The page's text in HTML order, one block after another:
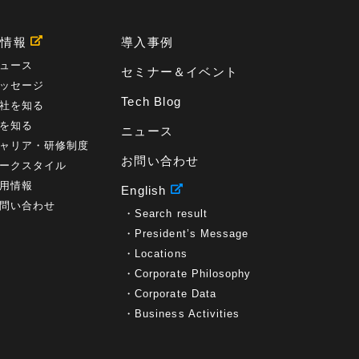
報
ース
セージ
を知る
知る
リア・研修制度
クスタイル
情報
い合わせ
導入事例
セミナー＆イベント
Tech Blog
ニュース
お問い合わせ
English
Search result
President’s Message
Locations
Corporate Philosophy
Corporate Data
Business Activities